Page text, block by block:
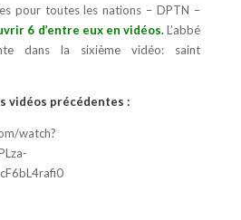
pour toutes les nations – DPTN –
6 d’entre eux en vidéos.L’abbé
dans la sixième vidéo: saint
vidéos précédentes :
watch?